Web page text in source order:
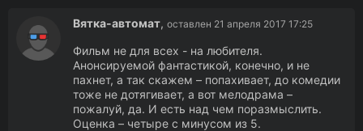
Вятка-автомат, оставлен 21 апреля 2017 17:25
Фильм не для всех - на любителя.
Анонсируемой фантастикой, конечно, и не
пахнет, а так скажем – попахивает, до комедии
тоже не дотягивает, а вот мелодрама –
пожалуй, да. И есть над чем поразмыслить.
Оценка – четыре с минусом из 5.